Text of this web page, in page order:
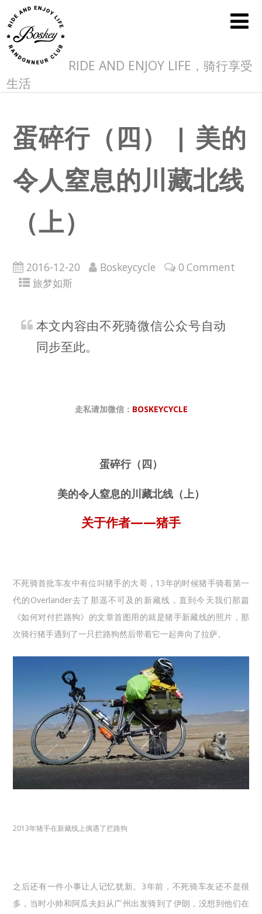
RIDE AND ENJOY LIFE，骑行享受
生活
蛋碎行（四） | 美的
令人窒息的川藏北线
（上）
2016-12-20 Boskeycycle
0 Comment
旅梦如斯
本文内容由不死骑微信公众号自动
同步至此。
走私请加微信： BOSKEYCYCLE
蛋碎行（四）
美的令人窒息的川藏北线（上）
关于作者——猪手
不死骑首批车友中有位叫猪手的大哥，13年的时候猪手骑着第一
代的Overlander去了那遥不可及的新藏线，直到今天我们那篇
《如何对付拦路狗》的文章首图用的就是猪手新藏线的照片，那
次骑行猪手遇到了一只拦路狗然后带着它一起奔向了拉萨。
2013年猪手在新藏线上偶遇了拦路狗
之后还有一件小事让人记忆犹新。 3年前，不死骑车友还不是很
多，当时小帅和阿瓜夫妇从广州出发骑到了伊朗，没想到他们在